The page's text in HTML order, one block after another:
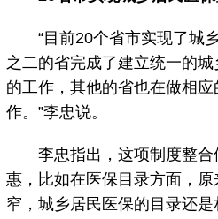
“目前20个省市实现了城
之二的省完成了建立统一的
的工作，其他的省也在做相
作。”李忠说。
李忠指出，这项制度整合
惠，比如在医保目录方面，
窄，城乡居民医保的目录还